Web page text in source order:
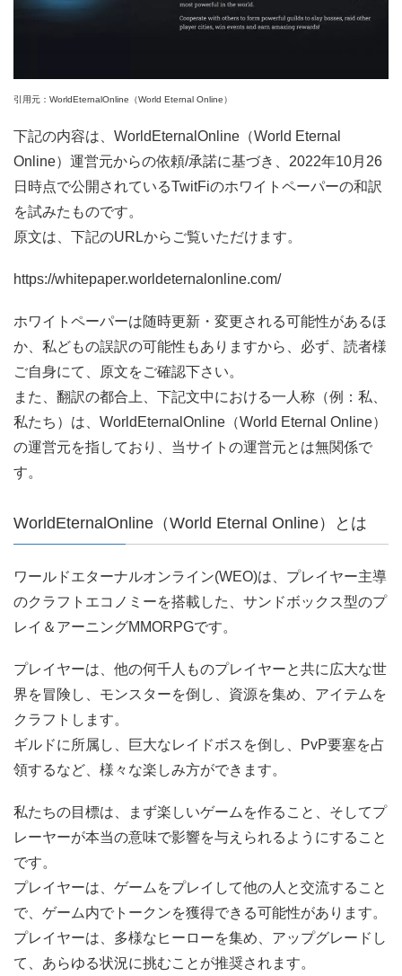
引用元：WorldEternalOnline（World Eternal Online）
下記の内容は、WorldEternalOnline（World Eternal
Online）運営元からの依頼/承諾に基づき、2022年10月26
日時点で公開されているTwitFiのホワイトペーパーの和訳
を試みたものです。
原文は、下記のURLからご覧いただけます。
https://whitepaper.worldeternalonline.com/
ホワイトペーパーは随時更新・変更される可能性があるほ
か、私どもの誤訳の可能性もありますから、必ず、読者様
ご自身にて、原文をご確認下さい。
また、翻訳の都合上、下記文中における一人称（例：私、
私たち）は、WorldEternalOnline（World Eternal Online）
の運営元を指しており、当サイトの運営元とは無関係で
す。
WorldEternalOnline（World Eternal Online）とは
ワールドエターナルオンライン(WEO)は、プレイヤー主導
のクラフトエコノミーを搭載した、サンドボックス型のプ
レイ＆アーニングMMORPGです。
プレイヤーは、他の何千人ものプレイヤーと共に広大な世
界を冒険し、モンスターを倒し、資源を集め、アイテムを
クラフトします。
ギルドに所属し、巨大なレイドボスを倒し、PvP要塞を占
領するなど、様々な楽しみ方ができます。
私たちの目標は、まず楽しいゲームを作ること、そしてプ
レーヤーが本当の意味で影響を与えられるようにすること
です。
プレイヤーは、ゲームをプレイして他の人と交流すること
で、ゲーム内でトークンを獲得できる可能性があります。
プレイヤーは、多様なヒーローを集め、アップグレードし
て、あらゆる状況に挑むことが推奨されます。